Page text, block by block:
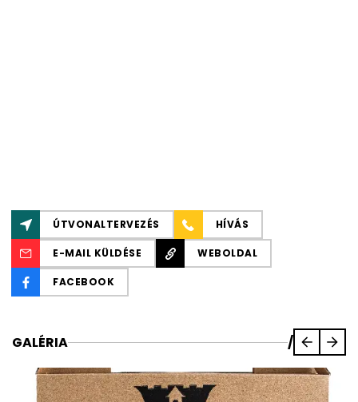
ÚTVONALTERVEZÉS HÍVÁS
E-MAIL KÜLDÉSE WEBOLDAL
FACEBOOK
GALÉRIA /